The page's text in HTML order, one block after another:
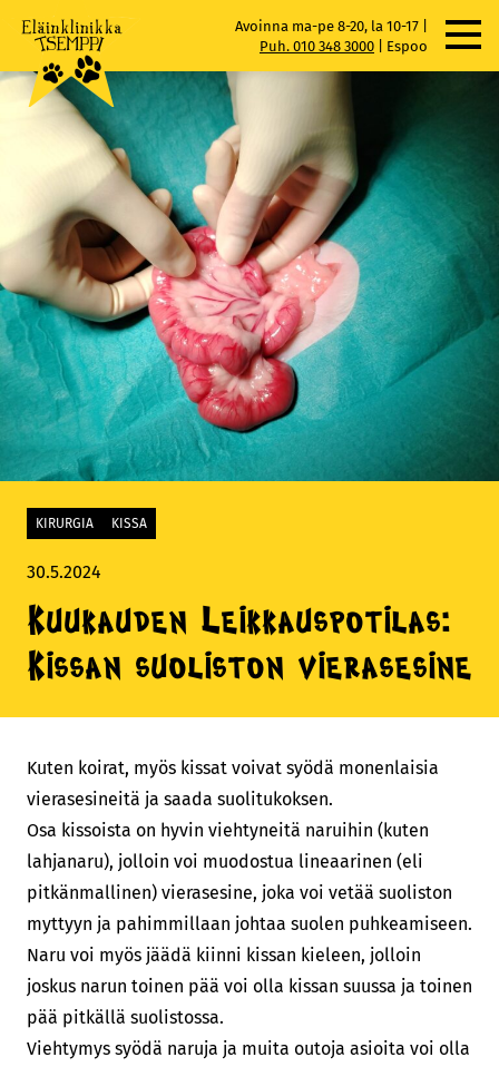
Skip
content
Avoinna ma-pe 8-20, la 10-17 |
Puh. 010 348 3000
Espoo
KIRURGIA KISSA
30.5.2024
Kuukauden Leikkauspotilas:
Kissan suoliston vierasesine
Kuten koirat, myös kissat voivat syödä monenlaisia
vierasesineitä ja saada suolitukoksen.
Osa kissoista on hyvin viehtyneitä naruihin (kuten
lahjanaru), jolloin voi muodostua lineaarinen (eli
pitkänmallinen) vierasesine, joka voi vetää suoliston
myttyyn ja pahimmillaan johtaa suolen puhkeamiseen.
Naru voi myös jäädä kiinni kissan kieleen, jolloin
joskus narun toinen pää voi olla kissan suussa ja toinen
pää pitkällä suolistossa.
Viehtymys syödä naruja ja muita outoja asioita voi olla